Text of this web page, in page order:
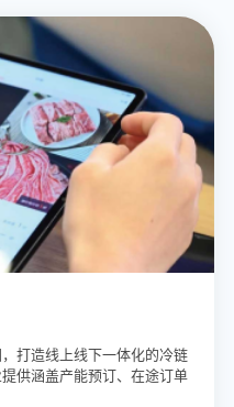
打造线上线下一体化的冷链
供涵盖产能预订、在途订单